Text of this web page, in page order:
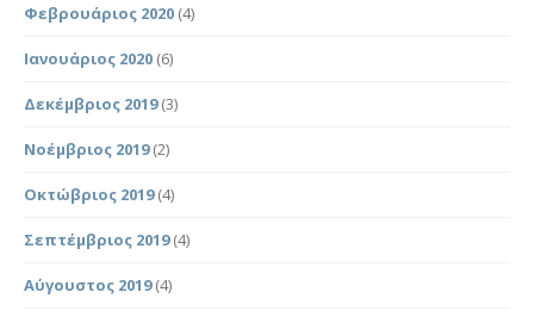
Φεβρουάριος 2020 (4)
Ιανουάριος 2020 (6)
Δεκέμβριος 2019(3)
Νοέμβριος 2019(2)
Οκτώβριος 2019(4)
Σεπτέμβριος 2019(4)
Αύγουστος 2019(4)